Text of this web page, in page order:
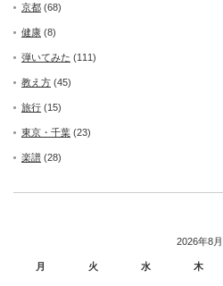
京都 (68)
健康 (8)
弾いてみた (111)
教え方 (45)
旅行 (15)
東京・千葉 (23)
楽譜 (28)
2026年8月
月 火 水 木